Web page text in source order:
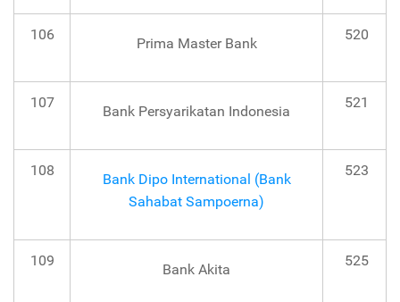
106
Prima Master Bank
520
107
Bank Persyarikatan Indonesia
521
108
Bank Dipo International (Bank
Sahabat Sampoerna)
523
109
Bank Akita
525